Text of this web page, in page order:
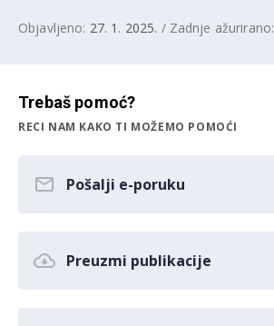
Objavljeno: 27. 1. 2025. / Zadnje ažurirano:
Trebaš pomoć?
RECI NAM KAKO TI MOŽEMO POMOĆI
Pošalji e-poruku
Preuzmi publikacije